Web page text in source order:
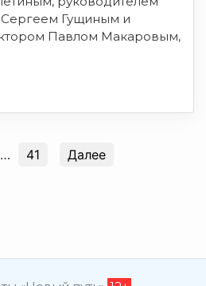
Гущиным и
Павлом Макаровым,
… 41 Далее